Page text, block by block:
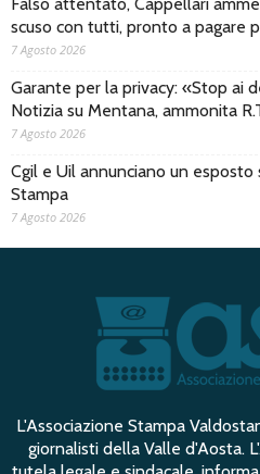
scuso con tutti, pronto a pagare
7 Agosto 2026
Garante per la privacy: «Stop ai
Notizia su Mentana, ammonita
7 Agosto 2026
Cgil e Uil annunciano un esposto
Stampa
7 Agosto 2026
L'Associazione Stampa
giornalisti della Valle d'Aosta.